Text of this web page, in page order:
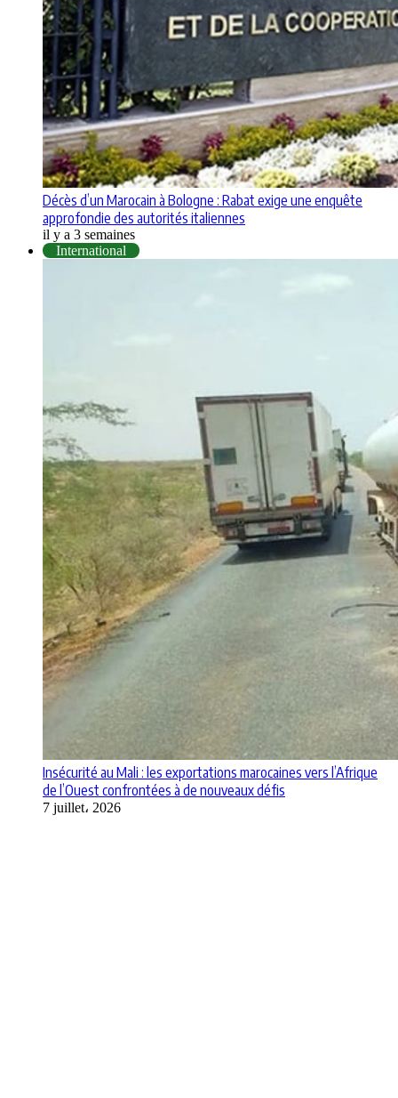
Décès d’un Marocain à Bologne : Rabat exige une enquête
approfondie des autorités italiennes
il y a 3 semaines
International
Insécurité au Mali : les exportations marocaines vers l’Afrique
de l’Ouest confrontées à de nouveaux défis
7 juillet، 2026